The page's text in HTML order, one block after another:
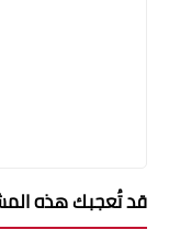
قد تُعجبك هذه